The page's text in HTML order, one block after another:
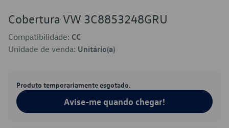
Cobertura VW 3C8853248GRU
Compatibilidade: CC
Unidade de venda: Unitário(a)
Produto temporariamente esgotado.
Avise-me quando chegar!